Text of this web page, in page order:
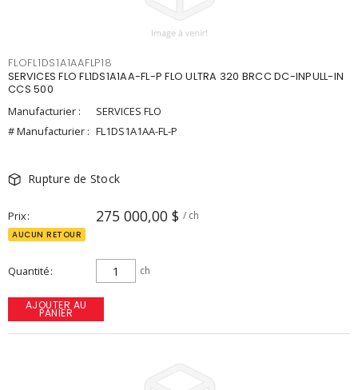
FLOFL1DS1A1AAFLP18
SERVICES FLO FL1DS1A1AA-FL-P FLO ULTRA 320 BRCC DC-INPULL-IN
CCS 500
Manufacturier :
SERVICES FLO
# Manufacturier : FL1DS1A1AA-FL-P
Rupture de Stock
Prix 275 000,00 $ / ch
AUCUN RETOUR
Quantité ch
AJOUTER AU
PANIER